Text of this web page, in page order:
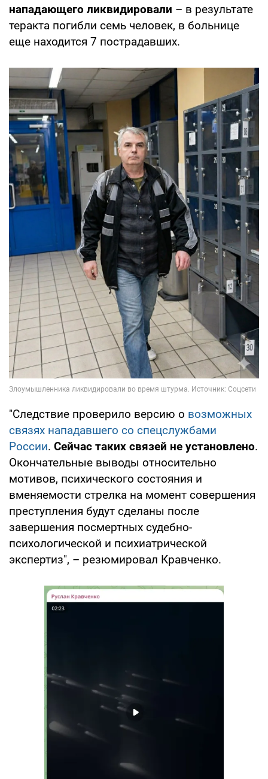
нападающего ликвидировали – в результате
теракта погибли семь человек, в больнице
еще находится 7 пострадавших.
"Следствие проверило версию о возможных
связях нападавшего со спецслужбами
России. Сейчас таких связей не установлено.
Окончательные выводы относительно
мотивов, психического состояния и
вменяемости стрелка на момент совершения
преступления будут сделаны после
завершения посмертных судебно-
психологической и психиатрической
экспертиз", – резюмировал Кравченко.